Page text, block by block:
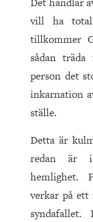
vill ha
tillkommer
sådan
person det
inkarnation
ställe.
Detta är
redan är i
hemlighet.
verkar på ett